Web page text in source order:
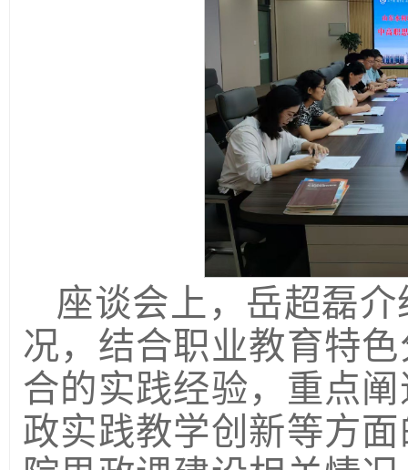
座谈会上，岳超磊
况，结合职业教育特
合的实践经验，重点
政实践教学创新等方